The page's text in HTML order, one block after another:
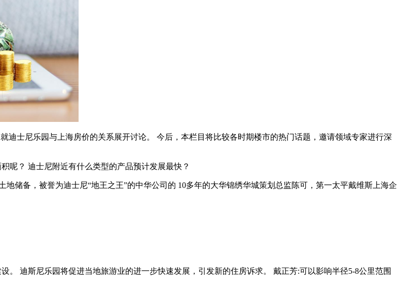
迪士尼乐园与上海房价的关系展开讨论。 今后，本栏目将比较各时期楼市的热门话题，邀请领域专家进行深
呢？ 迪士尼附近有什么类型的产品预计发展最快？
储备，被誉为迪士尼“地王之王”的中华公司的 10多年的大华锦绣华城策划总监陈可，第一太平戴维斯上海企
。 迪斯尼乐园将促进当地旅游业的进一步快速发展，引发新的住房诉求。 戴正芳:可以影响半径5-8公里范围